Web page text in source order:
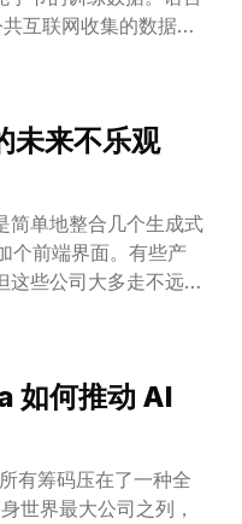
互联网收集的数据进
对模型进行查询，我
集。
未来不乐观
简单地整合几个生成式
个前端界面。有些产
这些公司大多走不远，
定义下的典型
人或许需要花几个周
的东西。
如何推动 AI
有筹码压在了一种全
世界最大公司之列，